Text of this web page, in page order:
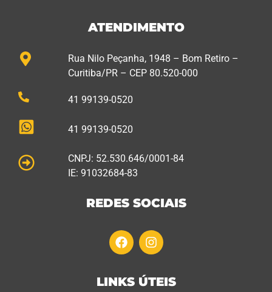
ATENDIMENTO
Rua Nilo Peçanha, 1948 – Bom Retiro –
Curitiba/PR – CEP 80.520-000
41 99139-0520
41 99139-0520
CNPJ: 52.530.646/0001-84
IE: 91032684-83
REDES SOCIAIS
LINKS ÚTEIS